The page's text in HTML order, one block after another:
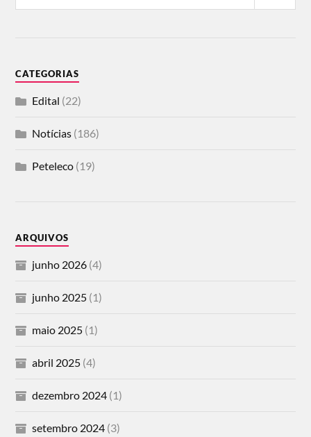
CATEGORIAS
Edital (22)
Notícias (186)
Peteleco (19)
ARQUIVOS
junho 2026 (4)
junho 2025 (1)
maio 2025 (1)
abril 2025 (4)
dezembro 2024 (1)
setembro 2024 (3)